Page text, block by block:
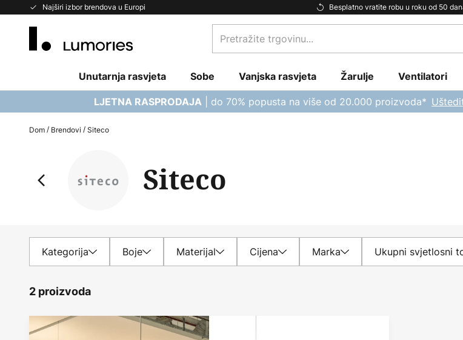
Najširi izbor brendova u Europi Besplatno vratite robu u roku od 50
Skip
Pretražite
trgovinu...
Unutarnja rasvjeta Sobe Vanjska rasvjeta Žarulje Ventilatori
LJETNA RASPRODAJA | do 70% popusta na više od 20.000 proizvoda*
Dom Brendovi Siteco
Siteco
Kategorija Boje Materijal Cijena Marka Ukupni svjetlosni
2 proizvoda